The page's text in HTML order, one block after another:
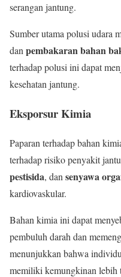
serangan jantung.
Sumber utama polusi udara
danpembakaran bahan
terhadap polusi ini dapat
kesehatan jantung.
Eksporsur Kimia
Paparan terhadap bahan
terhadap risiko penyakit
pestisida, dan senyawa
kardiovaskular.
Bahan kimia ini dapat
pembuluh darah dan
menunjukkan bahwa
memiliki kemungkinan lebih